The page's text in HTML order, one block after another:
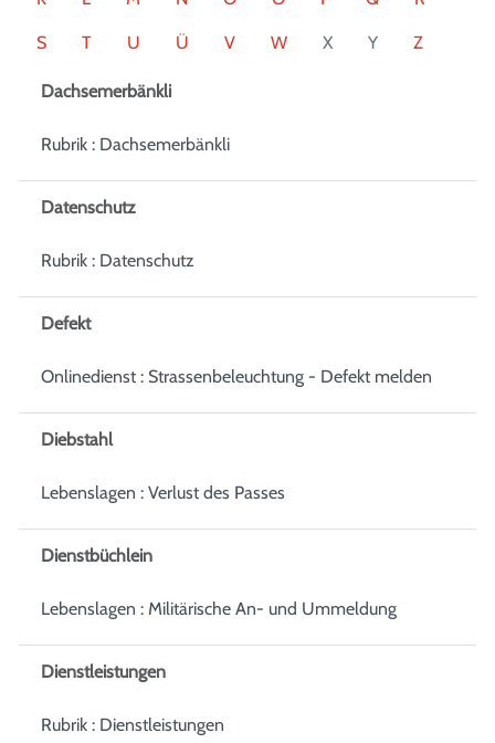
S T U Ü V W X Y Z
Dachsemerbänkli
Rubrik : Dachsemerbänkli
Datenschutz
Rubrik : Datenschutz
Defekt
Onlinedienst : Strassenbeleuchtung - Defekt melden
Diebstahl
Lebenslagen : Verlust des Passes
Dienstbüchlein
Lebenslagen : Militärische An- und Ummeldung
Dienstleistungen
Rubrik : Dienstleistungen